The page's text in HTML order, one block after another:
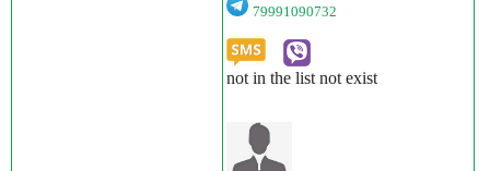
79991090732
not in the list not exist